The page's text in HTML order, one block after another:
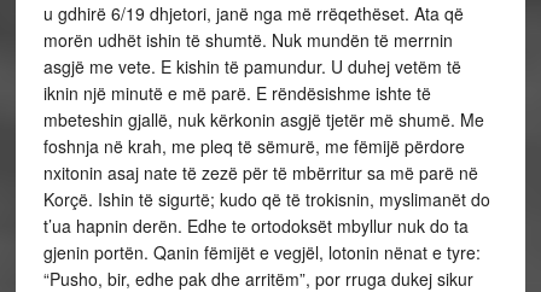
u gdhirë 6/19 dhjetori, janë nga më rrëqethëset. Ata që
morën udhët ishin të shumtë. Nuk mundën të merrnin
asgjë me vete. E kishin të pamundur. U duhej vetëm të
iknin një minutë e më parë. E rëndësishme ishte të
mbeteshin gjallë, nuk kërkonin asgjë tjetër më shumë. Me
foshnja në krah, me pleq të sëmurë, me fëmijë përdore
nxitonin asaj nate të zezë për të mbërritur sa më parë në
Korçë. Ishin të sigurtë; kudo që të trokisnin, myslimanët do
t’ua hapnin derën. Edhe te ortodoksët mbyllur nuk do ta
gjenin portën. Qanin fëmijët e vegjël, lotonin nënat e tyre:
“Pusho, bir, edhe pak dhe arritëm”, por rruga dukej sikur